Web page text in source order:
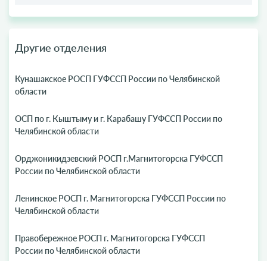
Другие отделения
Кунашакское РОСП ГУФССП России по Челябинской
области
ОСП по г. Кыштыму и г. Карабашу ГУФССП России по
Челябинской области
Орджоникидзевский РОСП г.Магнитогорска ГУФССП
России по Челябинской области
Ленинское РОСП г. Магнитогорска ГУФССП России по
Челябинской области
Правобережное РОСП г. Магнитогорска ГУФССП
России по Челябинской области